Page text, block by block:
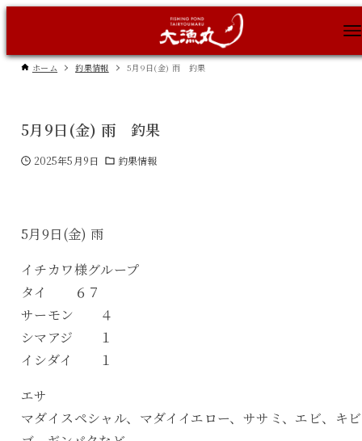
ホーム 釣果情報 5月9日(金) 雨 釣果
5月9日(金) 雨 釣果
2025年5月9日 釣果情報
5月9日(金) 雨
イチカワ様グループ
タイ ６７
サーモン ４
シマアジ １
イシダイ １
エサ
マダイスペシャル、マダイイエロー、ササミ、エビ、キ